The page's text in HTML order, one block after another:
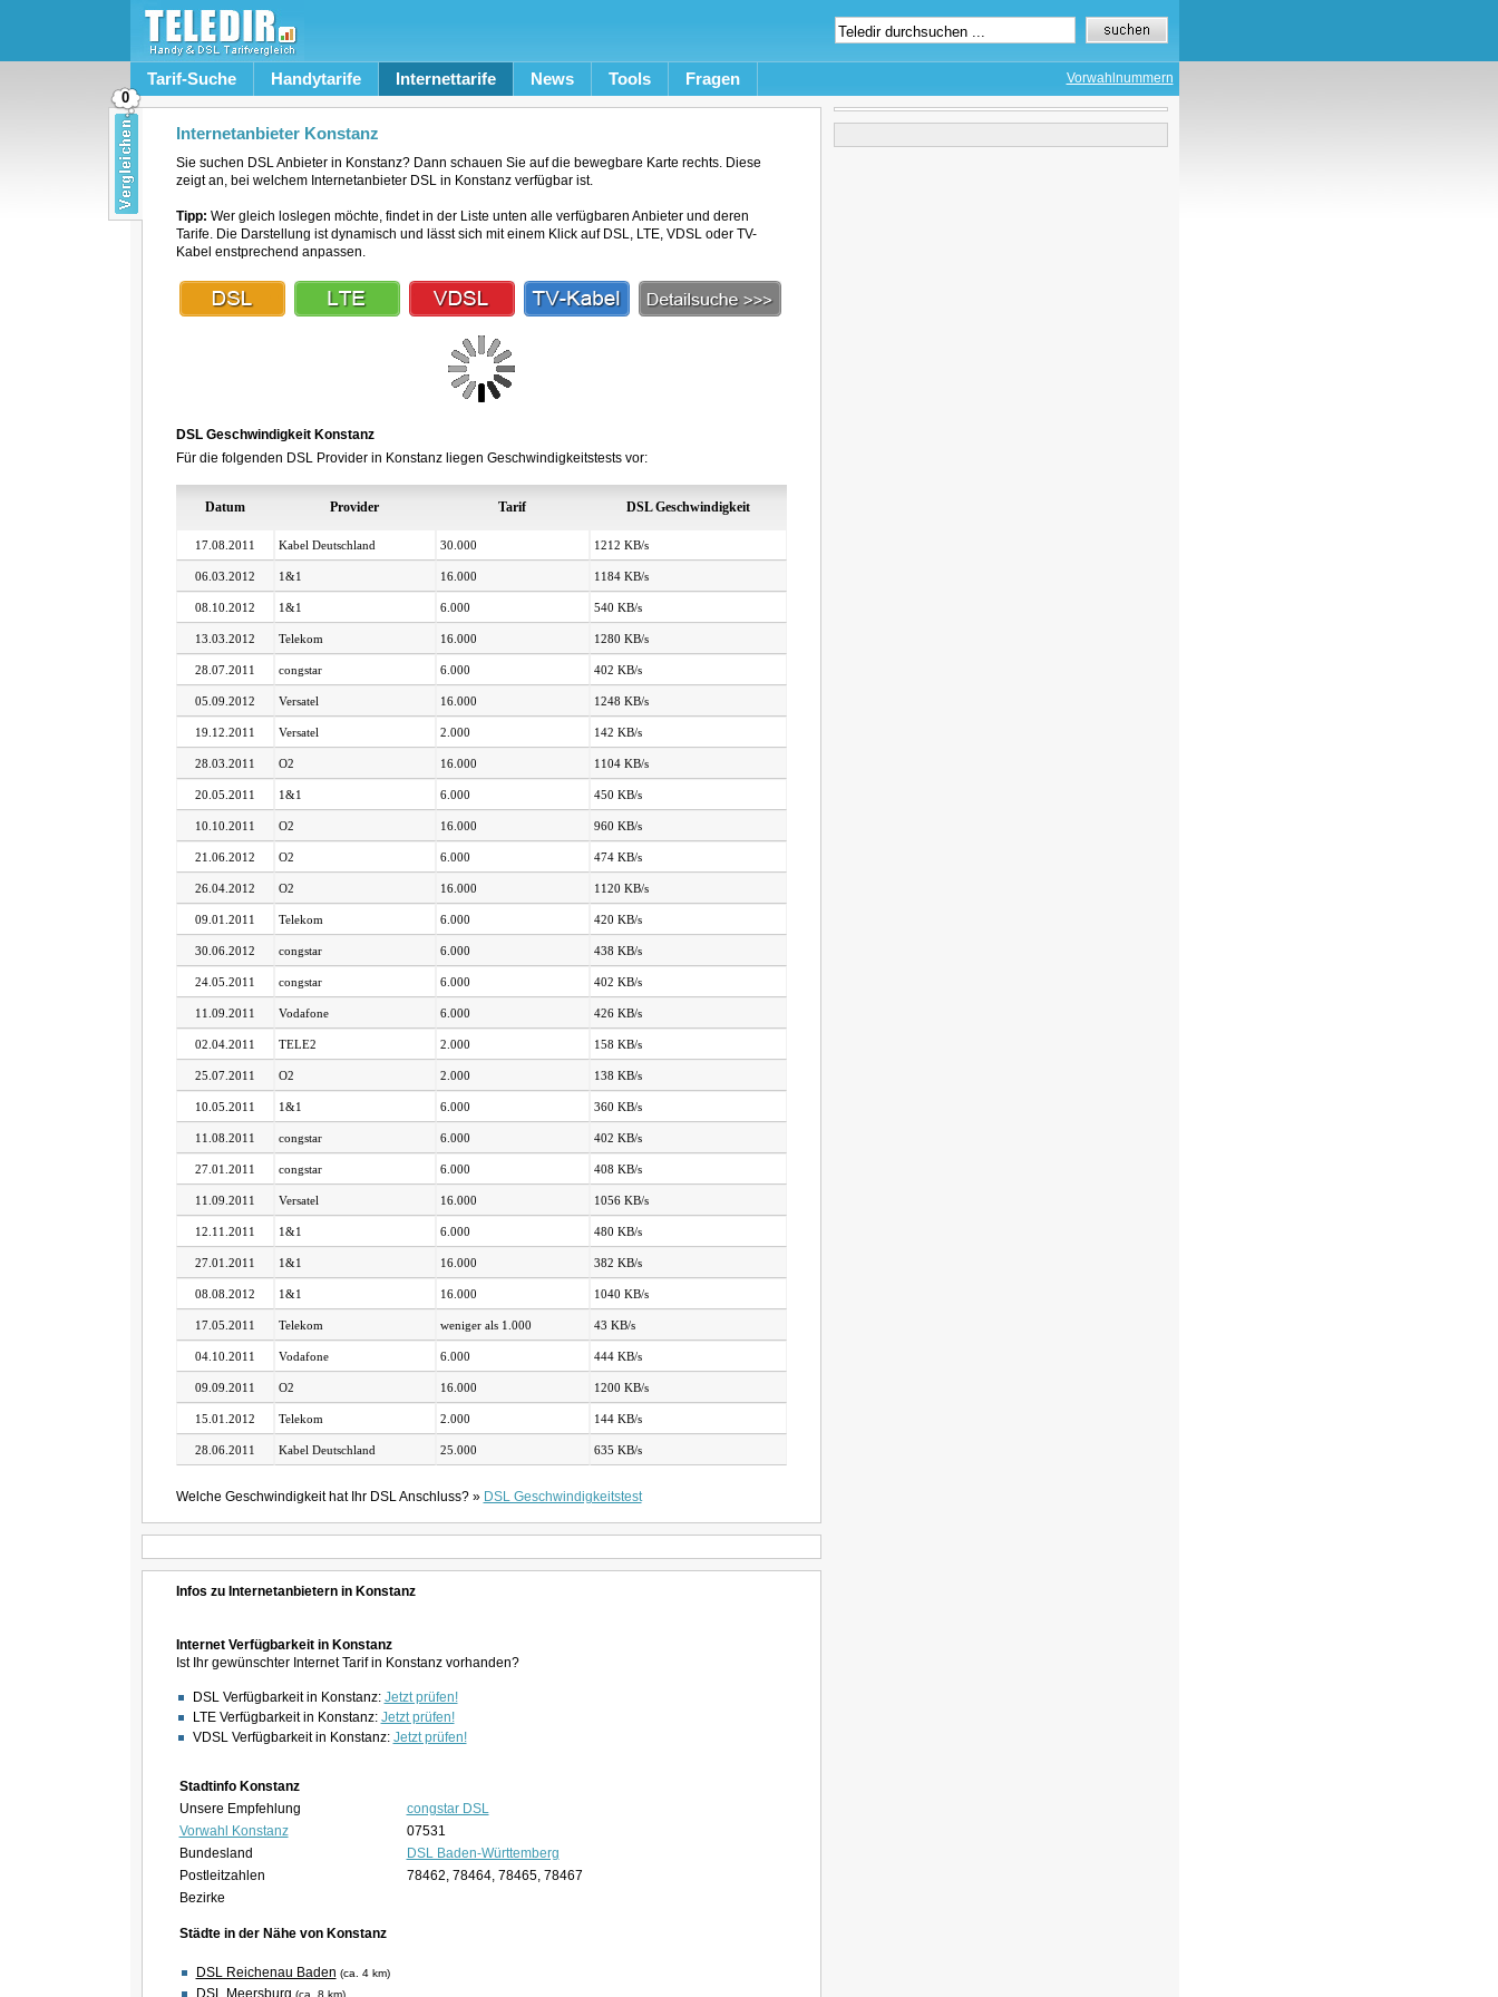
Tarif-Suche Handytarife Internettarife News Tools Fragen Vorwahlnummern
Internetanbieter Konstanz
Sie suchen DSL Anbieter in Konstanz? Dann schauen Sie auf die bewegbare Karte rechts. Diese
zeigt an, bei welchem Internetanbieter DSL in Konstanz verfügbar ist.
Tipp: Wer gleich loslegen möchte, findet in der Liste unten alle verfügbaren Anbieter und deren
Tarife. Die Darstellung ist dynamisch und lässt sich mit einem Klick auf DSL, LTE, VDSL oder TV-
Kabel enstprechend anpassen.
DSL Geschwindigkeit Konstanz
Für die folgenden DSL Provider in Konstanz liegen Geschwindigkeitstests vor:
Datum Provider Tarif DSL Geschwindigkeit
17.08.2011 Kabel Deutschland 30.000 1212 KB/s
06.03.2012 1&1 16.000 1184 KB/s
08.10.2012 1&1 6.000 540 KB/s
13.03.2012 Telekom 16.000 1280 KB/s
28.07.2011 congstar 6.000 402 KB/s
05.09.2012 Versatel 16.000 1248 KB/s
19.12.2011 Versatel 2.000 142 KB/s
28.03.2011 O2 16.000 1104 KB/s
20.05.2011 1&1 6.000 450 KB/s
10.10.2011 O2 16.000 960 KB/s
21.06.2012 O2 6.000 474 KB/s
26.04.2012 O2 16.000 1120 KB/s
09.01.2011 Telekom 6.000 420 KB/s
30.06.2012 congstar 6.000 438 KB/s
24.05.2011 congstar 6.000 402 KB/s
11.09.2011 Vodafone 6.000 426 KB/s
02.04.2011 TELE2 2.000 158 KB/s
25.07.2011 O2 2.000 138 KB/s
10.05.2011 1&1 6.000 360 KB/s
11.08.2011 congstar 6.000 402 KB/s
27.01.2011 congstar 6.000 408 KB/s
11.09.2011 Versatel 16.000 1056 KB/s
12.11.2011 1&1 6.000 480 KB/s
27.01.2011 1&1 16.000 382 KB/s
08.08.2012 1&1 16.000 1040 KB/s
17.05.2011 Telekom weniger als 1.000 43 KB/s
04.10.2011 Vodafone 6.000 444 KB/s
09.09.2011 O2 16.000 1200 KB/s
15.01.2012 Telekom 2.000 144 KB/s
28.06.2011 Kabel Deutschland 25.000 635 KB/s
Welche Geschwindigkeit hat Ihr DSL Anschluss? » DSL Geschwindigkeitstest
Infos zu Internetanbietern in Konstanz
Internet Verfügbarkeit in Konstanz
Ist Ihr gewünschter Internet Tarif in Konstanz vorhanden?
DSL Verfügbarkeit in Konstanz: Jetzt prüfen!
LTE Verfügbarkeit in Konstanz: Jetzt prüfen!
VDSL Verfügbarkeit in Konstanz: Jetzt prüfen!
Stadtinfo Konstanz
Unsere Empfehlung
congstar DSL
Vorwahl Konstanz
07531
Bundesland
DSL Baden-Württemberg
Postleitzahlen
78462, 78464, 78465, 78467
Bezirke
Städte in der Nähe von Konstanz
DSL Reichenau Baden (ca. 4 km)
DSL Meersburg (ca. 8 km)
0